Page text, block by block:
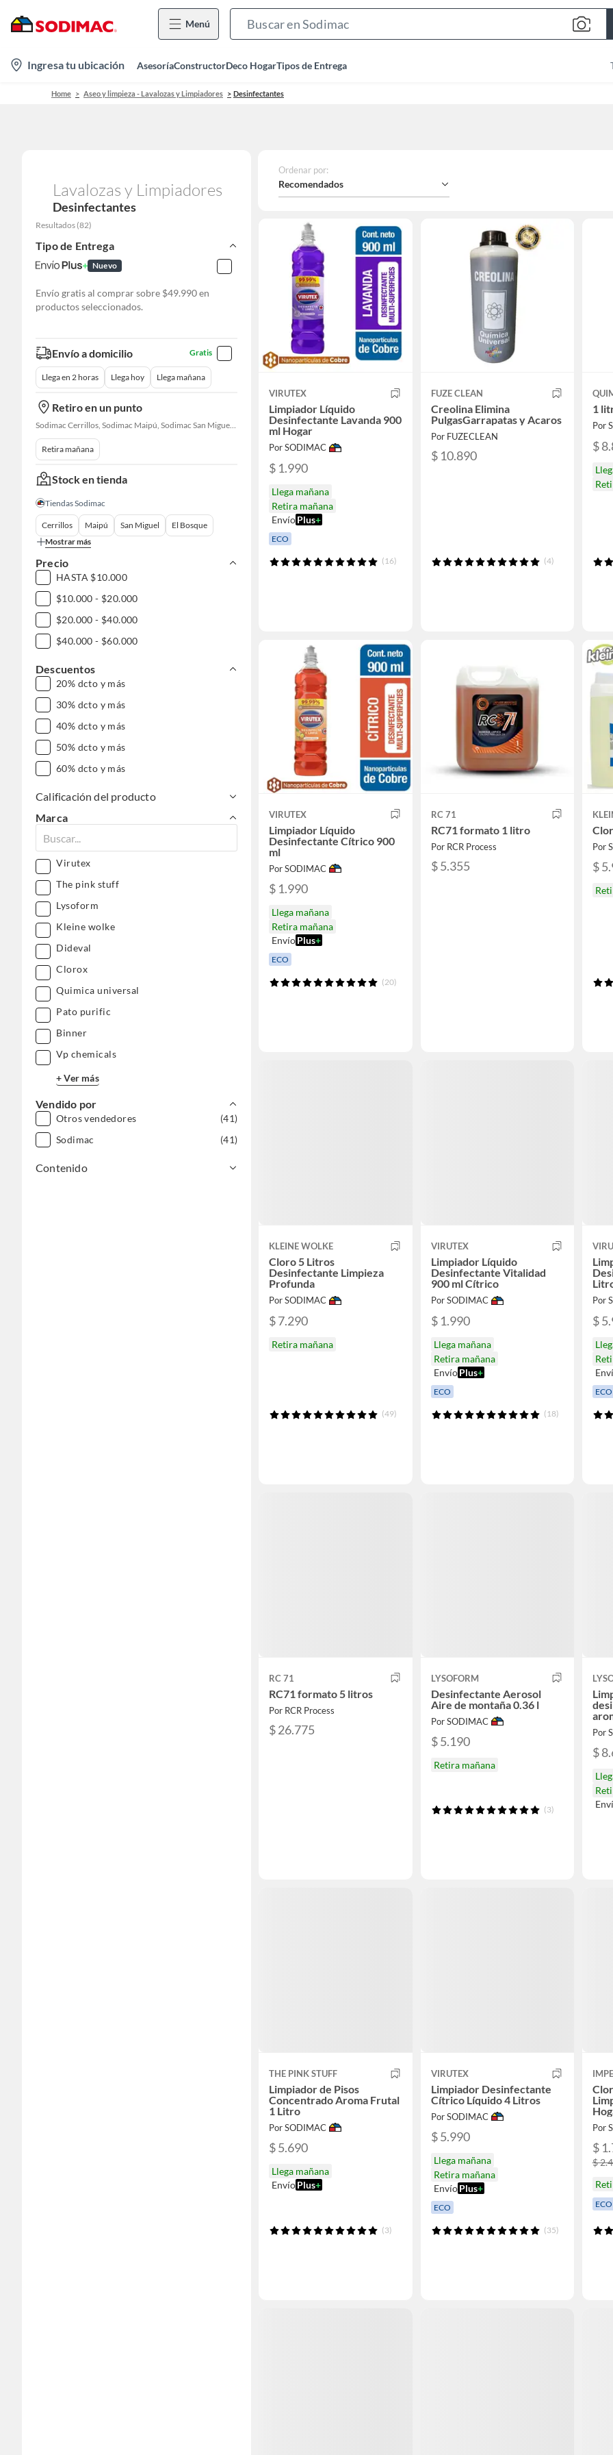
Menú
Bar
location-
icon
Ingresa tu ubicación AsesoríaConstructorDeco HogarTipos de Entrega
Home Aseo y limpieza - Lavalozas y Limpiadores Desinfectantes
Lavalozas y Limpiadores
Desinfectantes
Resultados (82)
Tipo de Entrega
Nuevo
Envío gratis al comprar sobre $49.990 en
productos seleccionados.
Envío a domicilio Gratis
Llega en 2 horas Llega hoy Llega mañana
Retiro en un punto
Sodimac Cerrillos, Sodimac Maipú, Sodimac San Miguel, Sodimac El Bosque, Sodimac San Bernardo, Constructor Cantagallo, Sodimac Talagante, Sodimac San Fernando
Retira mañana
Stock en tienda
Tiendas Sodimac
Cerrillos Maipú San Miguel
El Bosque
Mostrar más
Precio
HASTA $10.000
$10.000 - $20.000
$20.000 - $40.000
$40.000 - $60.000
Descuentos
20% dcto y más
30% dcto y más
40% dcto y más
50% dcto y más
60% dcto y más
Calificación del producto
Marca
Virutex
The pink stuff
Lysoform
Kleine wolke
Dideval
Clorox
Quimica universal
Pato purific
Binner
Vp chemicals
+ Ver más
Vendido por
Otros vendedores
(41)
Sodimac
(41)
Contenido
Ordenar por:
Recomendados
VIRUTEX
Limpiador Líquido
Desinfectante Lavanda 900
ml Hogar
Por SODIMAC
$ 1.990
Llega mañana
Retira mañana
EnvíoPlus+
ECO
(16)
FUZE CLEAN
Creolina Elimina
PulgasGarrapatas y Acaros
Por FUZECLEAN
$ 10.890
(4)
1
Por
$
VIRUTEX
Limpiador Líquido
Desinfectante Cítrico 900
ml
Por SODIMAC
$ 1.990
Llega mañana
Retira mañana
EnvíoPlus+
ECO
(20)
RC 71
RC71 formato 1 litro
Por RCR Process
$ 5.355
Por
$
KLEINE WOLKE
Cloro 5 Litros
Desinfectante Limpieza
Profunda
Por SODIMAC
$ 7.290
Retira mañana
(49)
VIRUTEX
Limpiador Líquido
Desinfectante Vitalidad
900 ml Cítrico
Por SODIMAC
$ 1.990
Llega mañana
Retira mañana
Envío Plus+
ECO
(18)
Por
$
ECO
RC 71
RC71 formato 5 litros
Por RCR Process
$ 26.775
LYSOFORM
Desinfectante Aerosol
Aire de montaña 0.36 l
Por SODIMAC
$ 5.190
Retira mañana
(3)
Por
$
THE PINK STUFF
Limpiador de Pisos
Concentrado Aroma Frutal
1 Litro
Por SODIMAC
$ 5.690
Llega mañana
EnvíoPlus+
(3)
VIRUTEX
Limpiador Desinfectante
Cítrico Líquido 4 Litros
Por SODIMAC
$ 5.990
Llega mañana
Retira mañana
Envío Plus+
ECO
(35)
Por
$
$
ECO